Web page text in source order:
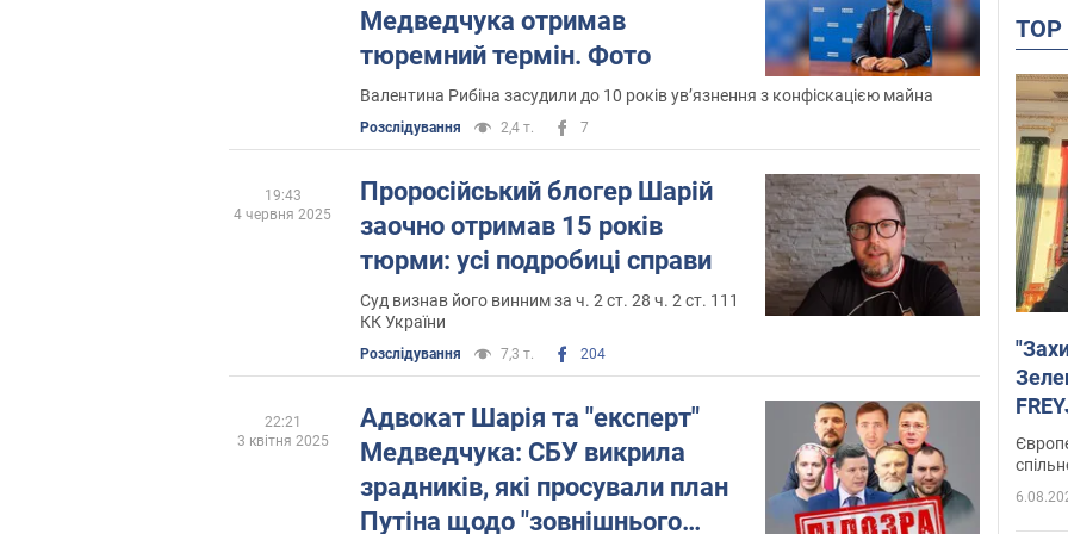
16 лютого 2021 рокуСлужба безпеки
України оголосила Шарію про підозрув
вчиненні злочину.
протиправної діяльності на шкоду
національній безпеці України в
інформаційній сфері. Також в СБУ
заявляють про підстави говорити про
те, що Шарій діяв на замовлення
іноземних структур.
Зазначається, що підозру Шарію
оголошено за двома статтями
Кримінального кодексу України:
ч. 1 ст. 111 (Державна зрада);
ч. 1 ст. 161 (Порушення
Медведчука отримав
тюремний термін. Фото
Валентина Рибіна засудили до 10 років ув’язнення з конфіскацією майна
Розслідування 2,4 т. 7
Проросійський блогер Шарій
заочно отримав 15 років
тюрми: усі подробиці справи
Суд визнав його винним за ч. 2 ст. 28 ч. 2 ст. 111
КК України
Розслідування 7,3 т. 204
19:43
4 червня 2025
Адвокат Шарія та "експерт"
Медведчука: СБУ викрила
зрадників, які просували план
Путіна щодо "зовнішнього
22:21
3 квітня 2025